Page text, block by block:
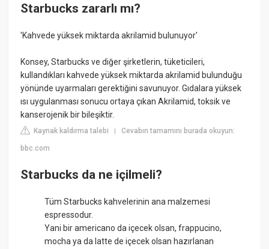
Starbucks zararlı mı?
'Kahvede yüksek miktarda akrilamid bulunuyor'
Konsey, Starbucks ve diğer şirketlerin, tüketicileri,
kullandıkları kahvede yüksek miktarda akrilamid bulunduğu
yönünde uyarmaları gerektiğini savunuyor. Gıdalara yüksek
ısı uygulanması sonucu ortaya çıkan Akrilamid, toksik ve
kanserojenik bir bileşiktir.
Kaynak kaldırma talebi |Cevabın tamamını burada okuyun:
bbc.com
Starbucks da ne içilmeli?
Tüm Starbucks kahvelerinin ana malzemesi
espressodur.
Yani bir americano da içecek olsan, frappucino,
mocha ya da latte de içecek olsan hazırlanan